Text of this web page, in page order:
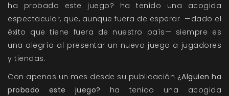
ha probado este juego? ha tenido una acogida
espectacular, que, aunque fuera de esperar —dado el
éxito que tiene fuera de nuestro país— siempre es
una alegría al presentar un nuevo juego a jugadores
y tiendas.
Con apenas un mes desde su publicación ¿Alguien ha
probado este juego? ha tenido una acogida